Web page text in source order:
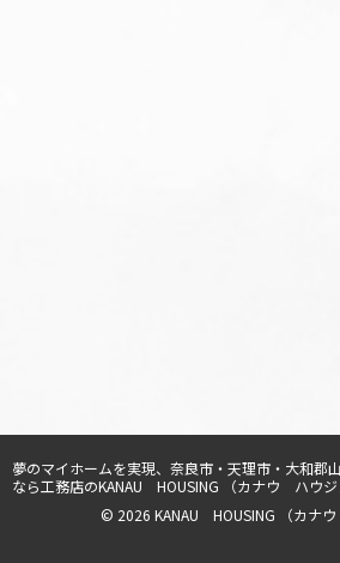
© 2026 KANAU HOUSING （カナ
夢のマイホームを実現、 奈良市・天理市・大和郡
なら工務店のKANAU HOUSING （カナウ ハウジ